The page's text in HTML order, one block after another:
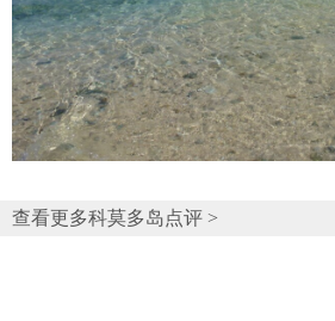
查看更多科莫多岛点评 >